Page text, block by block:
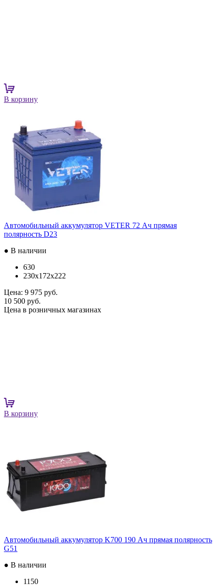
В корзину
Автомобильный аккумулятор VETER 72 Ач прямая
полярность D23
● В наличии
630
230x172x222
Цена: 9 975 руб.
10 500 руб.
Цена в розничных магазинах
В корзину
Автомобильный аккумулятор K700 190 Ач прямая полярность
G51
● В наличии
1150